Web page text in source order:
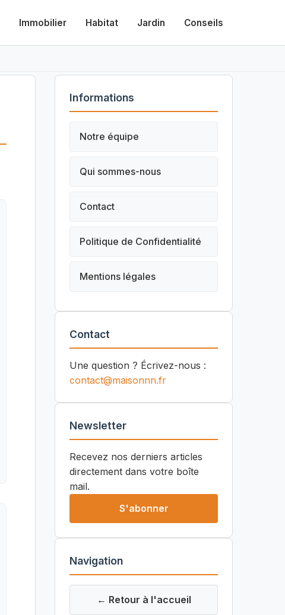
Immobilier Habitat Jardin Conseils
Informations
Notre équipe
Qui sommes-nous
Contact
Politique de Confidentialité
Mentions légales
Contact
Une question ? Écrivez-nous :
contact@maisonnn.fr
Newsletter
Recevez nos derniers articles
directement dans votre boîte
mail.
S'abonner
Navigation
← Retour à l'accueil